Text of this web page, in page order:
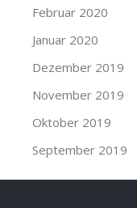
Februar 2020
Januar 2020
Dezember 2019
November 2019
Oktober 2019
September 2019